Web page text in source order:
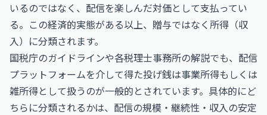
いるのではなく、配信を楽しんだ対価として支払ってい
る。この経済的実態がある以上、贈与ではなく所得（収
入）に分類されます。
国税庁のガイドラインや各税理士事務所の解説でも、配信
プラットフォームを介して得た投げ銭は事業所得もしくは
雑所得として扱うのが一般的とされています。具体的にど
ちらに分類されるかは、配信の規模・継続性・収入の安定